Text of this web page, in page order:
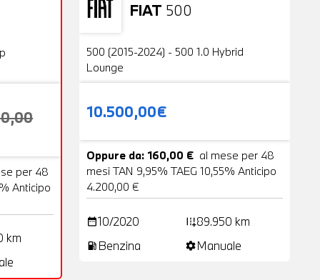
per 48
Anticipo
km
FIAT 500
Usato
500 (2015-2024) - 500 1.0 Hybrid
Lounge
10.500,00€
Oppure da: 160,00 € al mese per 48
mesi TAN 9,95% TAEG 10,55% Anticipo
4.200,00 €
date_range10/2020 add_road89.950 km
local_gas_station Benzina settingsManuale